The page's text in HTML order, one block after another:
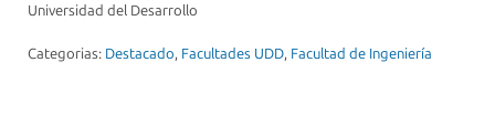
Universidad del Desarrollo
Categorias: Destacado, Facultades UDD, Facultad de Ingeniería